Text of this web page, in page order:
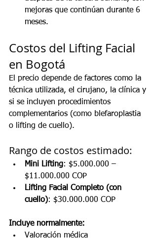
mejoras que continúan durante 6
meses.
Costos del Lifting Facial
en Bogotá
El precio depende de factores como la
técnica utilizada, el cirujano, la clínica y
si se incluyen procedimientos
complementarios (como blefaroplastia
o lifting de cuello).
Rango de costos estimado:
Mini Lifting: $5.000.000 –
$11.000.000 COP
Lifting Facial Completo (con
cuello): $30.000.000 COP
Incluye normalmente:
Valoración médica